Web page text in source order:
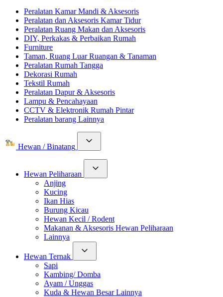
Peralatan Kamar Mandi & Aksesoris
Peralatan dan Aksesoris Kamar Tidur
Peralatan Ruang Makan dan Aksesoris
DIY, Perkakas & Perbaikan Rumah
Furniture
Taman, Ruang Luar Ruangan & Tanaman
Peralatan Rumah Tangga
Dekorasi Rumah
Tekstil Rumah
Peralatan Dapur & Aksesoris
Lampu & Pencahayaan
CCTV & Elektronik Rumah Pintar
Peralatan barang Lainnya
Hewan / Binatang
Hewan Peliharaan
Anjing
Kucing
Ikan Hias
Burung Kicau
Hewan Kecil / Rodent
Makanan & Aksesoris Hewan Peliharaan
Lainnya
Hewan Ternak
Sapi
Kambing/ Domba
Ayam / Unggas
Kuda & Hewan Besar Lainnya